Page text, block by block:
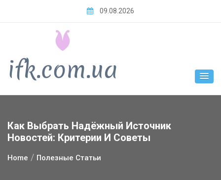
09.08.2026
Как Выбрать Надёжный Источник
Новостей: Критерии И Советы
Home Полезные Статьи